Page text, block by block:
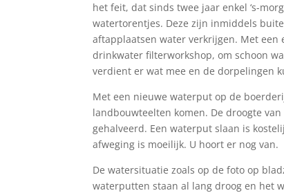
het feit, dat sinds twee jaar enkel ‘s-
watertorentjes. Deze zijn inmiddels
aftapplaatsen water verkrijgen. Met een
drinkwater filterworkshop, om schoon
verdient er wat mee en de dorpelingen
Met een nieuwe waterput op de
landbouwteelten komen. De droogte
gehalveerd. Een waterput slaan is
afweging is moeilijk. U hoort er nog van.
De watersituatie zoals op de foto op
waterputten staan al lang droog en het